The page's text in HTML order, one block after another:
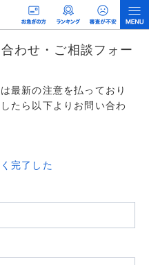
わせ・ご相談フォー
最新の注意を払っており
たら以下よりお問い合わ
完了した